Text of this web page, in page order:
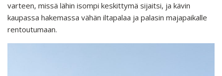
varteen, missä lähin isompi keskittymä sijaitsi, ja kävin
kaupassa hakemassa vähän iltapalaa ja palasin majapaikalle
rentoutumaan.